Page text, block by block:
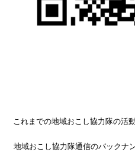
これまでの地域おこし協力隊の活
地域おこし協力隊通信のバックナ